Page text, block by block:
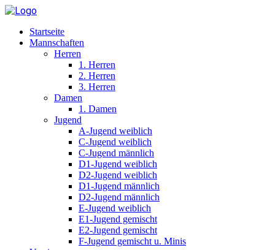
Startseite
Mannschaften
Herren
1. Herren
2. Herren
3. Herren
Damen
1. Damen
Jugend
A-Jugend weiblich
C-Jugend weiblich
C-Jugend männlich
D1-Jugend weiblich
D2-Jugend weiblich
D1-Jugend männlich
D2-Jugend männlich
E-Jugend weiblich
E1-Jugend gemischt
E2-Jugend gemischt
F-Jugend gemischt u. Minis